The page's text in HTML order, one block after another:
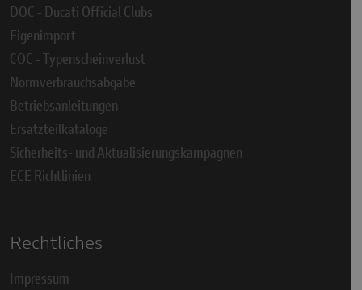
DOC - Ducati Official Clubs
Eigenimport
COC - Typenscheinverlust
Normverbrauchsabgabe
Betriebsanleitungen
Ersatzteilkataloge
Sicherheits- und Aktualisierungskampagnen
ECE Richtlinien
Rechtliches
Impressum